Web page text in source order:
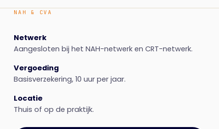
NAH & CVA
Netwerk
Aangesloten bij het NAH-netwerk en CRT-netwerk.
Vergoeding
Basisverzekering, 10 uur per jaar.
Locatie
Thuis of op de praktijk.